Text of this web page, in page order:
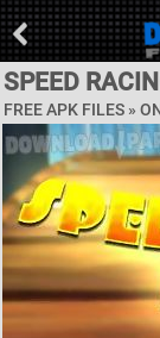
SPEED
FREE APK FILES »